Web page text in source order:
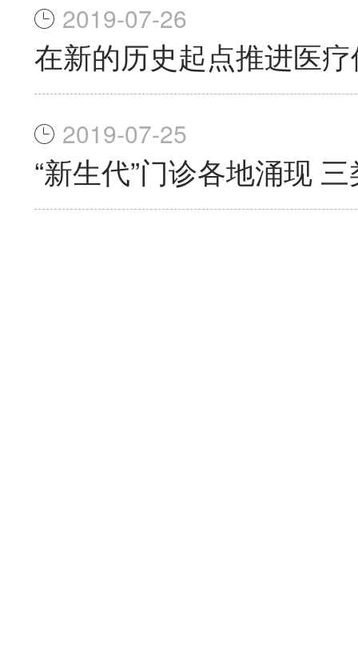
2019-07-26
在新的历史起点推进医
2019-07-25
“新生代”门诊各地涌现